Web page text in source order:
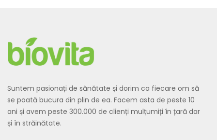
Suntem pasionați de sănătate și dorim ca fiecare om să
se poată bucura din plin de ea. Facem asta de peste 10
ani și avem peste 300.000 de clienți mulțumiți în țară dar
și în străinătate.